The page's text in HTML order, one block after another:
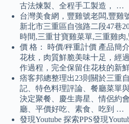
古法煉製、全程手工製造， …
台灣美食網，豐雞號老闆,豐雞
新北市三重區自強路二段47巷
時間,三重甘寶雞菜單,三重雞肉
價 格： 時價/秤重計價 產品簡
花枝，肉質鮮脆美味十足，經
作過程，完全保留住花枝的新鮮
痞客邦總整理出23則關於三重
記、特色料理評論、餐廳菜單
決定聚餐、慶生壽星、情侶約
廳、平價好吃、素食、吃到 …
發現Youtube 探索PPS發現